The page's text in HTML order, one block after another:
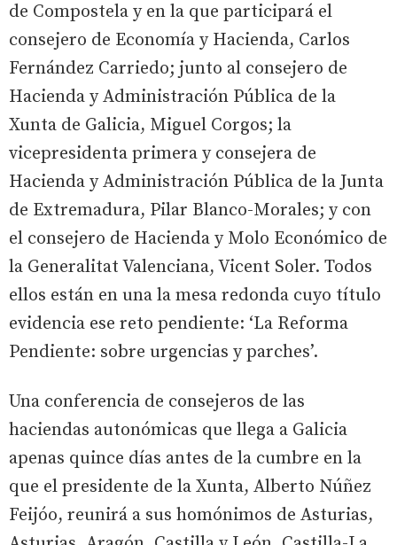
de Compostela y en la que participará el
consejero de Economía y Hacienda, Carlos
Fernández Carriedo; junto al consejero de
Hacienda y Administración Pública de la
Xunta de Galicia, Miguel Corgos; la
vicepresidenta primera y consejera de
Hacienda y Administración Pública de la Junta
de Extremadura, Pilar Blanco-Morales; y con
el consejero de Hacienda y Molo Económico de
la Generalitat Valenciana, Vicent Soler. Todos
ellos están en una la mesa redonda cuyo título
evidencia ese reto pendiente: ‘La Reforma
Pendiente: sobre urgencias y parches’.
Una conferencia de consejeros de las
haciendas autonómicas que llega a Galicia
apenas quince días antes de la cumbre en la
que el presidente de la Xunta, Alberto Núñez
Feijóo, reunirá a sus homónimos de Asturias,